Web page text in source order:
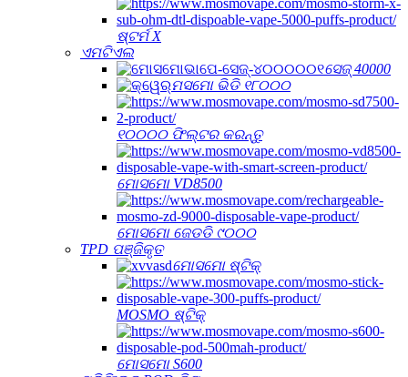
ଷ୍ଟର୍ମ X
ଏମଟିଏଲ
ସେଜ୍ 40000
ମସମୋ ଭିଡି ୧୮୦୦୦
୧୦୦୦୦ ଫିଲ୍ଟର କରନ୍ତୁ
ମୋସମୋ VD8500
ମୋସମୋ ଜେଡଡି ୯୦୦୦
TPD ପଞ୍ଜିକୃତ
ମୋସମୋ ଷ୍ଟିକ୍
MOSMO ଷ୍ଟିକ୍
ମୋସମୋ S600